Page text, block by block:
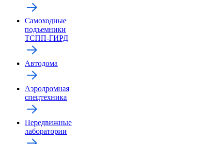
Самоходные
подъемники
ТСПП-ГИРД
Автодома
Аэродромная
спецтехника
Передвижные
лаборатории